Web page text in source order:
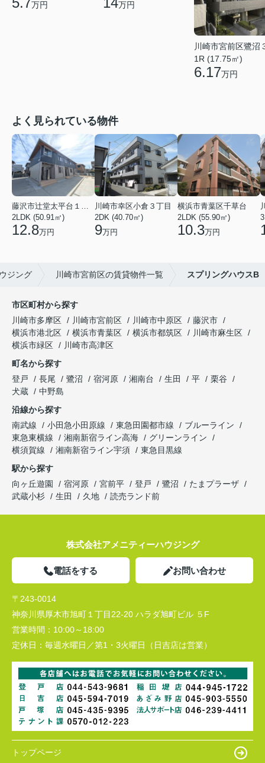
万円 万円
川崎市宮前区鷺沼
1R (17.75㎡)
6.17万円
よく見られている物件
藤沢市辻堂太平台１丁目
2LDK (50.91㎡)
12.8万円
川崎市幸区小倉３丁目
2DK (40.70㎡)
9万円
横浜市青葉区千草台
2LDK (55.90㎡)
10.3万円
ジング 川崎市宮前区の賃貸物件一覧 スプリングハウスB
市区町村から探す
川崎市多摩区
川崎市宮前区 川崎市中原区
藤沢市
横浜市港北区
横浜市青葉区 横浜市都筑区
川崎市麻生区
横浜市緑区
川崎市高津区
町名から探す
登戸
長尾 鷺沼 宿河原 湘南台 生田 平
栗谷
犬蔵
中野島
沿線から探す
南武線
小田急小田原線 東急田園都市線
ブルーライン
東急東横線
湘南新宿ライン高海
グリーンライン
横須賀線
湘南新宿ライン宇須
東急目黒線
駅から探す
向ヶ丘遊園
宿河原 宮前平 登戸 鷺沼
たまプラーザ
武蔵小杉
生田 久地 読売ランド前
株式会社アメニティーハウジング
電話をする お問い合わせ
〒243-0014
神奈川県厚木市旭町１丁目22-20 ハラダ旭町ビル ５F
営業時間： 10:00～18:00
定休日： 毎週水曜日／第1・3火曜日（日吉店は営業）
トップページ